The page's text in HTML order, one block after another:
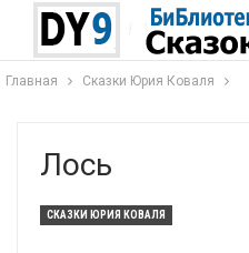
Главная Сказки Юрия Коваля
Лось
СКАЗКИ ЮРИЯ КОВАЛЯ